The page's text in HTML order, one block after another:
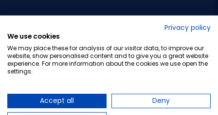
Privacy policy
We use cookies
We may place these for analysis of our visitor data, to improve our
website, show personalised content and to give you a great website
experience. For more information about the cookies we use open the
settings.
Accept all
Deny